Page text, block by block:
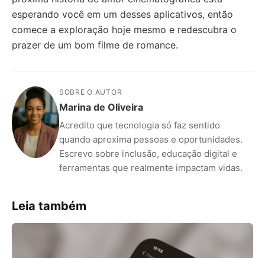
esperando você em um desses aplicativos, então
comece a exploração hoje mesmo e redescubra o
prazer de um bom filme de romance.
SOBRE O AUTOR
Marina de Oliveira
Acredito que tecnologia só faz sentido
quando aproxima pessoas e oportunidades.
Escrevo sobre inclusão, educação digital e
ferramentas que realmente impactam vidas.
Leia também